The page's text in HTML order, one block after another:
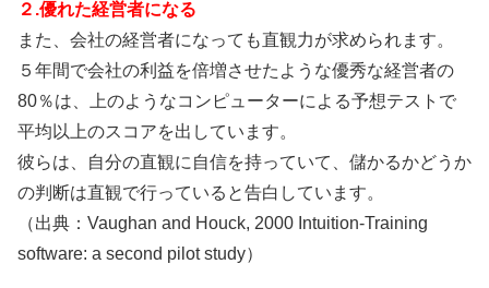
２.優れた経営者になる
また、会社の経営者になっても直観力が求められます。
５年間で会社の利益を倍増させたような優秀な経営者の
80％は、上のようなコンピューターによる予想テストで
平均以上のスコアを出しています。
彼らは、自分の直観に自信を持っていて、儲かるかどうか
の判断は直観で行っていると告白しています。
（出典：Vaughan and Houck, 2000 Intuition-Training
software: a second pilot study）